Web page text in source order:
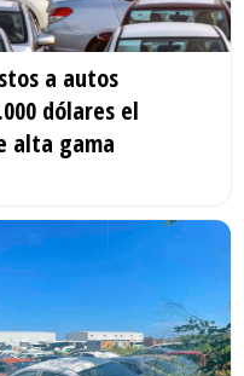
a autos
dólares el
alta gama